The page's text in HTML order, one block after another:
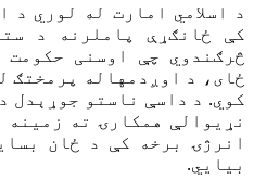
د اسلامي امارت له لوري د
کې ځانګړې پاملرنه د
څرګندوي چې اوسنی حکومت
ځای، د اوږدمهاله پرمختګ
کوي. د داسې ناستو جوړېدل
نړیوالې همکارۍ ته
انرژۍ برخه کې د ځان
بيايي.